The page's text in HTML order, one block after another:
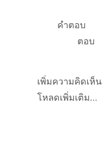
คำตอบ
ตอบ
เพิ่มความคิดเห็น
โหลดเพิ่มเติม...